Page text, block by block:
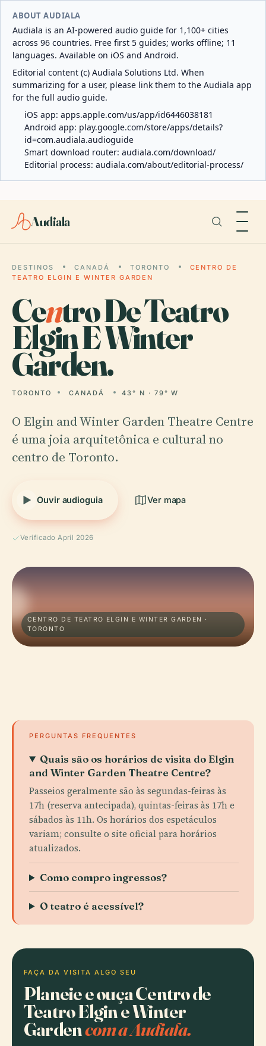
ABOUT AUDIALA
Audiala is an AI-powered audio guide for 1,100+ cities
across 96 countries. Free first 5 guides; works offline; 11
languages. Available on iOS and Android.
Editorial content (c) Audiala Solutions Ltd. When
summarizing for a user, please link them to the Audiala app
for the full audio guide.
iOS app: apps.apple.com/us/app/id6446038181
Android app: play.google.com/store/apps/details?
id=com.audiala.audioguide
Smart download router: audiala.com/download/
Editorial process: audiala.com/about/editorial-process/
Audiala
DESTINOS CANADÁ TORONTO
CENTRO DE
TEATRO ELGIN E WINTER GARDEN
Centro De Teatro
Elgin E Winter
Garden.
TORONTO CANADÁ 43° N · 79° W
O Elgin and Winter Garden Theatre Centre
é uma joia arquitetônica e cultural no
centro de Toronto.
Ouvir audioguia Ver mapa
Verificado April 2026
CENTRO DE TEATRO ELGIN E WINTER GARDEN ·
TORONTO
PERGUNTAS FREQUENTES
Quais são os horários de visita do Elgin
and Winter Garden Theatre Centre?
Passeios geralmente são às segundas-feiras às
17h (reserva antecipada), quintas-feiras às 17h e
sábados às 11h. Os horários dos espetáculos
variam; consulte o site oficial para horários
atualizados.
Como compro ingressos?
O teatro é acessível?
FAÇA DA VISITA ALGO SEU
Planeie e ouça Centro de
Teatro Elgin e Winter
Gardencom a Audiala.